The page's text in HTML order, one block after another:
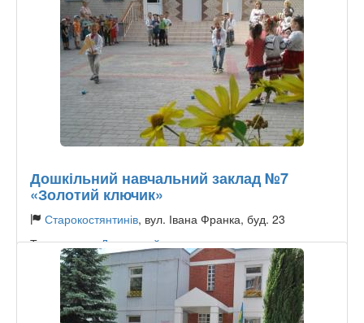
Дошкільний навчальний заклад №7
«Золотий ключик»
Старокостянтинів, вул. Івана Франка, буд. 23
Тип садочку:Державний